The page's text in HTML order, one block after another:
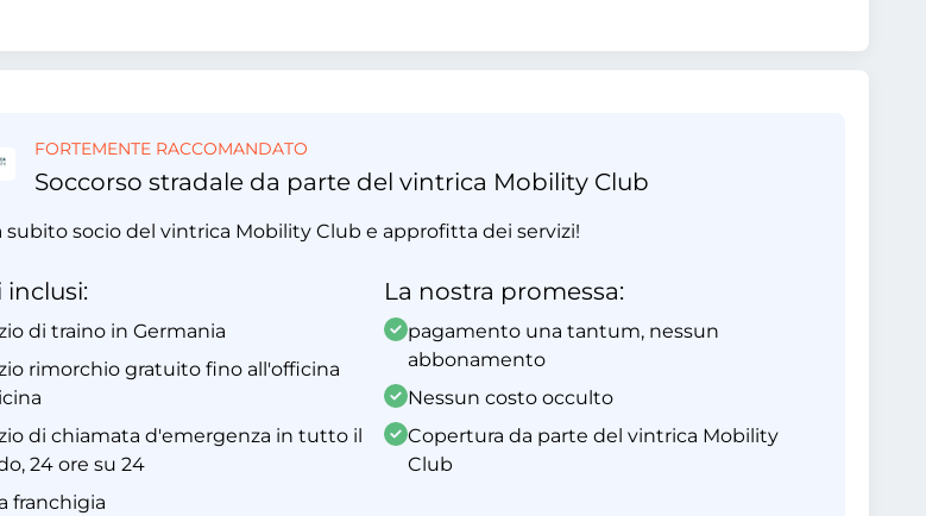
FORTEMENTE RACCOMANDATO
Soccorso stradale da parte del vintrica Mobility Club
subito socio del vintrica Mobility Club e approfitta dei servizi!
inclusi:
di traino in Germania
rimorchio gratuito fino all'officina
di chiamata d'emergenza in tutto il
24 ore su 24
franchigia
La nostra promessa:
pagamento una tantum, nessun
abbonamento
Nessun costo occulto
Copertura da parte del vintrica Mobility
Club